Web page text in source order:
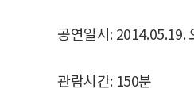
공연일시: 2014.05.19.
관람시간: 150분